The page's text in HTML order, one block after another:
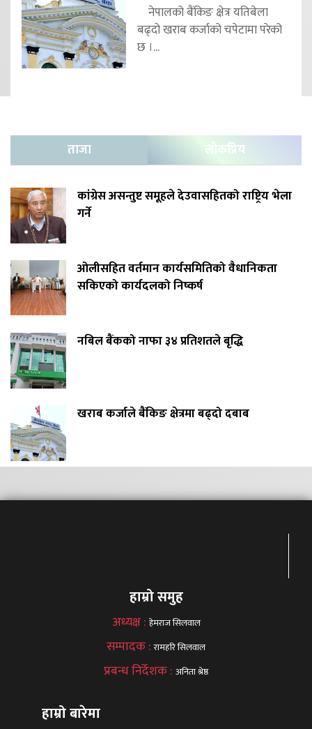
नेपालको बैंकिङ क्षेत्र यतिबेला
बढ्दो खराब कर्जाको चपेटामा परेको
छ ।...
ताजा लोकप्रिय
कांग्रेस असन्तुष्ट समूहले देउवासहितको राष्ट्रिय भेला
गर्ने
ओलीसहित वर्तमान कार्यसमितिको वैधानिकता
सकिएको कार्यदलको निष्कर्ष
नबिल बैंकको नाफा ३४ प्रतिशतले बृद्धि
खराब कर्जाले बैंकिङ क्षेत्रमा बढ्दो दबाब
हाम्रो समुह
अध्यक्ष : हेमराज सिलवाल
सम्पादक :रामहरि सिलवाल
प्रबन्ध निर्देशक : अनिता श्रेष्ठ
हाम्रो बारेमा